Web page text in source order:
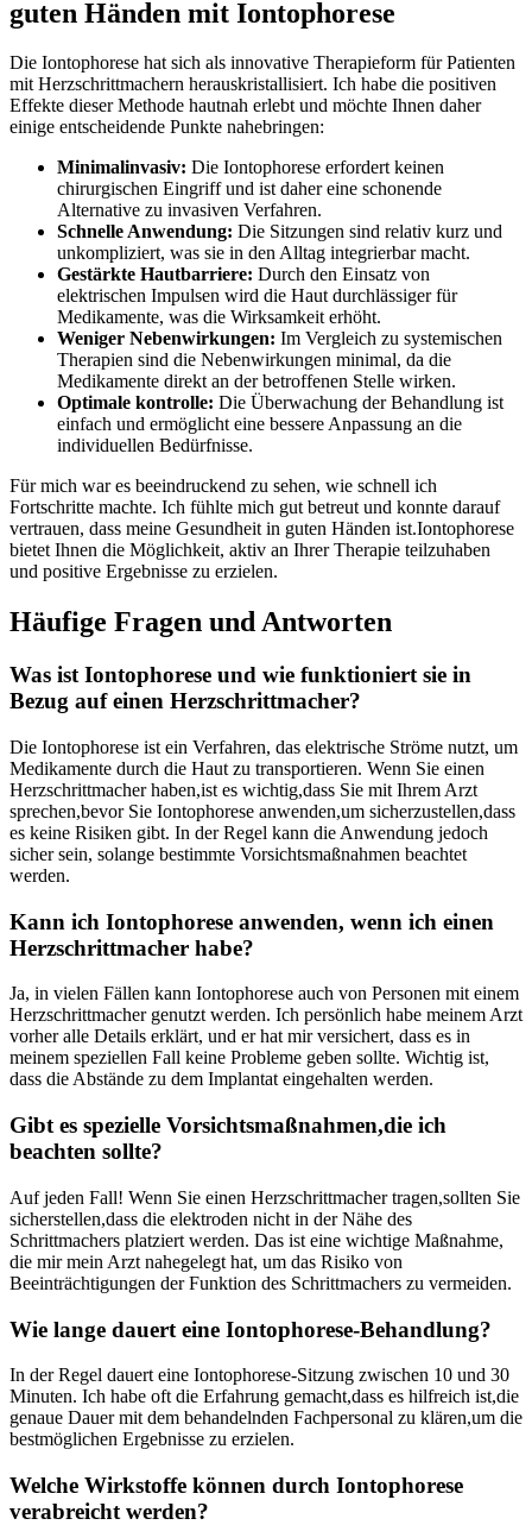
guten Händen mit​ Iontophorese
Die Iontophorese hat sich als innovative Therapieform für Patienten
⁢mit Herzschrittmachern herauskristallisiert. Ich habe die positiven
Effekte dieser Methode hautnah erlebt⁤ und ‌möchte Ihnen daher
einige‌ entscheidende Punkte nahebringen:
Minimalinvasiv: Die Iontophorese⁣ erfordert keinen
chirurgischen Eingriff und ist daher eine schonende
Alternative zu‌ invasiven Verfahren.
Schnelle Anwendung: Die Sitzungen sind relativ kurz ⁤und
unkompliziert, was sie in den Alltag integrierbar macht.
Gestärkte Hautbarriere: Durch den Einsatz von
elektrischen Impulsen wird die‍ Haut‍ durchlässiger für
Medikamente, was die Wirksamkeit erhöht.
Weniger Nebenwirkungen: Im Vergleich zu systemischen
Therapien sind die Nebenwirkungen minimal, da die
Medikamente direkt an der betroffenen Stelle ‌wirken.
Optimale kontrolle: Die Überwachung der⁣ Behandlung ist
einfach und ermöglicht eine bessere Anpassung⁤ an die
individuellen Bedürfnisse.
Für mich war es beeindruckend zu sehen, wie schnell ich
Fortschritte machte. ‌Ich fühlte mich gut betreut⁣ und konnte darauf
vertrauen, dass meine Gesundheit in guten Händen ist.Iontophorese
bietet ⁤Ihnen die Möglichkeit, aktiv an Ihrer Therapie teilzuhaben
und positive Ergebnisse zu erzielen.
Häufige Fragen und ​Antworten
Was ist Iontophorese und wie funktioniert sie ‌in
Bezug auf einen Herzschrittmacher?
Die ​Iontophorese ist ein Verfahren, das elektrische Ströme nutzt, um
Medikamente durch die Haut zu transportieren. Wenn Sie einen
Herzschrittmacher haben,ist es wichtig,dass Sie mit Ihrem Arzt
sprechen,bevor Sie Iontophorese anwenden,um ⁣sicherzustellen,dass
es keine Risiken gibt. In der Regel kann die⁤ Anwendung jedoch
sicher sein, solange bestimmte Vorsichtsmaßnahmen beachtet
werden.
Kann ich Iontophorese anwenden, wenn ich einen
Herzschrittmacher habe?
Ja, in ⁤vielen Fällen kann Iontophorese auch ⁤von Personen mit einem
Herzschrittmacher⁤ genutzt werden. Ich persönlich habe meinem Arzt
vorher alle Details erklärt, und⁣ er hat mir versichert, dass es in
meinem speziellen Fall keine Probleme geben sollte. Wichtig ist,‍
dass die Abstände zu dem Implantat eingehalten werden.
Gibt es spezielle Vorsichtsmaßnahmen,die ich
beachten sollte?
Auf jeden Fall! Wenn Sie einen⁣ Herzschrittmacher tragen,sollten Sie
sicherstellen,dass⁤ die elektroden nicht in der Nähe des
Schrittmachers platziert werden. Das ist eine wichtige Maßnahme,
die mir mein Arzt nahegelegt hat, um das Risiko von
Beeinträchtigungen ⁣der Funktion des Schrittmachers zu vermeiden.
Wie lange dauert eine Iontophorese-Behandlung?
In der Regel dauert eine Iontophorese-Sitzung‌ zwischen 10 und 30
Minuten. Ich habe oft die Erfahrung gemacht,dass es hilfreich ist,die
genaue Dauer mit dem behandelnden Fachpersonal zu klären,um die
bestmöglichen Ergebnisse zu erzielen.
Welche Wirkstoffe können durch Iontophorese
verabreicht werden?